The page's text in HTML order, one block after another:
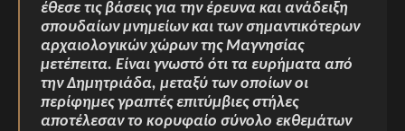
έθεσε τις βάσεις για την έρευνα και ανάδειξη
σπουδαίων μνημείων και των σημαντικότερων
αρχαιολογικών χώρων της Μαγνησίας
μετέπειτα. Είναι γνωστό ότι τα ευρήματα από
την Δημητριάδα, μεταξύ των οποίων οι
περίφημες γραπτές επιτύμβιες στήλες
αποτέλεσαν το κορυφαίο σύνολο εκθεμάτων